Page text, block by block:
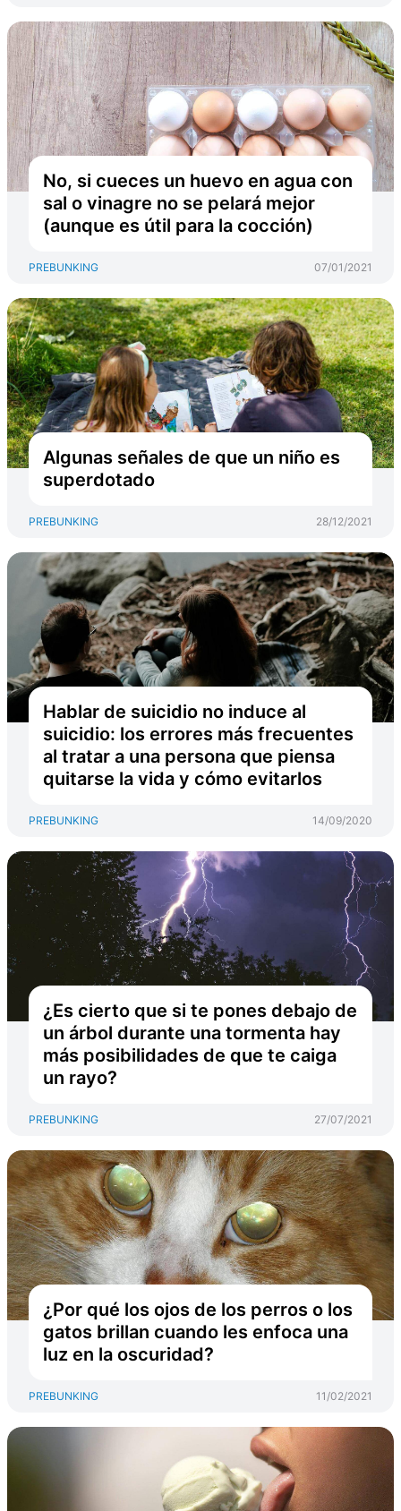
No, si cueces un huevo en agua con
sal o vinagre no se pelará mejor
(aunque es útil para la cocción)
PREBUNKING 07/01/2021
Algunas señales de que un niño es
superdotado
PREBUNKING 28/12/2021
Hablar de suicidio no induce al
suicidio: los errores más frecuentes
al tratar a una persona que piensa
quitarse la vida y cómo evitarlos
PREBUNKING 14/09/2020
¿Es cierto que si te pones debajo de
un árbol durante una tormenta hay
más posibilidades de que te caiga
un rayo?
PREBUNKING 27/07/2021
¿Por qué los ojos de los perros o los
gatos brillan cuando les enfoca una
luz en la oscuridad?
PREBUNKING 11/02/2021